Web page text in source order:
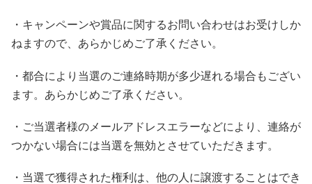
・キャンペーンや賞品に関するお問い合わせはお受けしか
ねますので、あらかじめご了承ください。
・都合により当選のご連絡時期が多少遅れる場合もござい
ます。あらかじめご了承ください。
・ご当選者様のメールアドレスエラーなどにより、連絡が
つかない場合には当選を無効とさせていただきます。
・当選で獲得された権利は、他の人に譲渡することはでき